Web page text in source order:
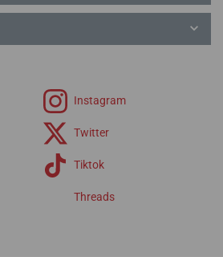
Instagram
Twitter
Tiktok
Threads